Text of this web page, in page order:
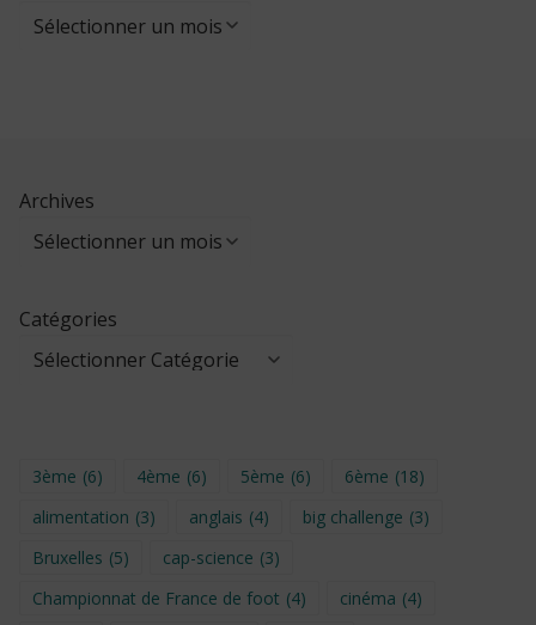
Archives
Catégories
3ème (6) 4ème (6) 5ème (6) 6ème (18)
alimentation (3) anglais (4) big challenge (3)
Bruxelles (5) cap-science (3)
Championnat de France de foot (4) cinéma (4)